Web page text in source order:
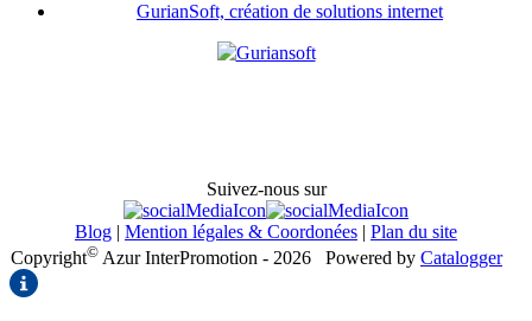
GurianSoft, création de solutions internet
Suivez-nous sur
Blog | Mention légales & Coordonées | Plan du site
Copyright© Azur InterPromotion - 2026 Powered by Catalogger